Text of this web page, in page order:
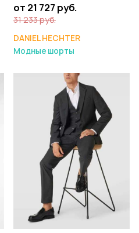
от 21 727 руб.
31 233 руб.
DANIEL HECHTER
Модные шорты